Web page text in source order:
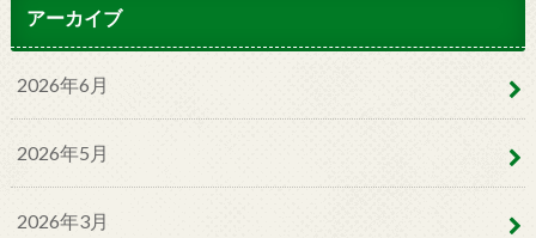
アーカイブ
2026年6月
2026年5月
2026年3月